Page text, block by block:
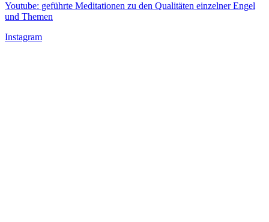
Youtube: geführte Meditationen zu den Qualitäten einzelner Engel
und Themen
Instagram